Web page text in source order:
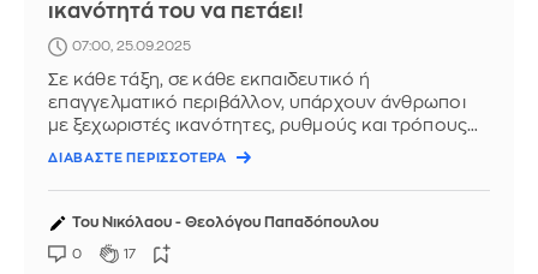
ικανότητά του να πετάει!
07:00, 25.09.2025
Σε κάθε τάξη, σε κάθε εκπαιδευτικό ή
επαγγελματικό περιβάλλον, υπάρχουν άνθρωποι
με ξεχωριστές ικανότητες, ρυθμούς και τρόπους
σκέψης. Κι όμως, πολύ συχνά, ...
ΔΙΑΒΑΣΤΕ ΠΕΡΙΣΣΟΤΕΡΑ
Του Νικόλαου - Θεολόγου Παπαδόπουλου
0 17